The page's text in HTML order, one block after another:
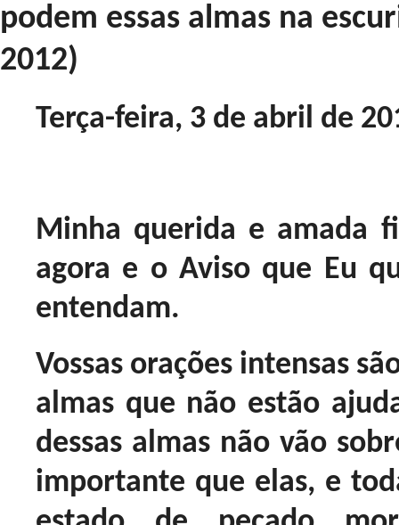
podem essas almas na
2012)
Terça-feira, 3 de abril de
Minha querida e amada
agora e o Aviso que Eu
entendam.
Vossas orações intensas
almas que não estão
dessas almas não vão
importante que elas, e